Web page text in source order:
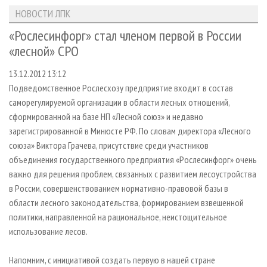
ЛЕСОЗАГОТОВКА
ЛЕСОПИЛЕНИЕ
СУШКА ДРЕВЕСИНЫ
ПРОИЗВОДСТВО ДРЕВЕСНЫХ ПЛИТ
ДЕРЕВЯННОЕ ДОМОСТРОЕНИЕ
ПРОИЗВОДСТВО МЕБЕЛИ
БИОЭНЕРГЕТИКА
ЦБП
ИНСТРУМЕНТ И МАТЕРИАЛЫ
НОВОСТИ ЛПК
НОВОСТИ ЖУРНАЛА
ПРОЕКТЫ ЛПИ
АНАЛИТИКА
ПРЕДПРИЯТИЯ ЛПК
ПЕРСОНЫ
МОБИЛЬНЫЕ ВЫСТАВКИ
ОФИЦИАЛЬНЫЕ ДЕЛЕГАЦИИ
ПРИОРИТЕТНЫЕ ИНВЕСТПРОЕКТЫ
RUSSIAN FORESTRY REVIEW
ГАЗЕТА ЛЕСПРОМФОРУМ
БИБЛИОТЕКА СПЕЦИАЛИСТА
АРХИВ
АРХИВ ЖУРНАЛОВ
О ЖУРНАЛЕ
ПОДПИСКА
КОНТАКТЫ
РЕКЛАМОДАТЕЛЯМ
РЕКЛАМА
РЕКЛАМА НА САЙТЕ
НОВОСТИ ЛПК
«Рослесинфорг» стал членом первой в России
«лесной» СРО
13.12.2012 13:12
Подведомственное Рослесхозу предприятие входит в состав
саморегулируемой организации в области лесных отношений,
сформированной на базе НП «Лесной союз» и недавно
зарегистрированной в Минюсте РФ. По словам директора «Лесного
союза» Виктора Грачева, присутствие среди участников
объединения государственного предприятия «Рослесинфорг» очень
важно для решения проблем, связанных с развитием лесоустройства
в России, совершенствованием нормативно-правовой базы в
области лесного законодательства, формированием взвешенной
политики, направленной на рациональное, неистощительное
использование лесов.
Напомним, с инициативой создать первую в нашей стране